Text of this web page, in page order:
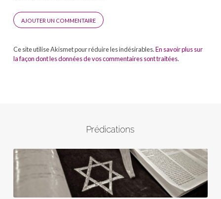
Ce site utilise Akismet pour réduire les indésirables.En savoir plus sur
la façon dont les données de vos commentaires sont traitées.
Prédications